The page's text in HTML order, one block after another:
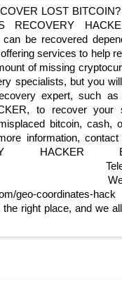
LOST
RECOVERY
be recovered
services to help
of missing
specialists, but you
expert, such as
to recover your
bitcoin, cash,
information,
HACKER
geo-coordinates-
right place, and we